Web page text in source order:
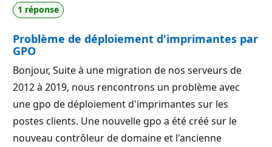
1 réponse
Problème de déploiement d'imprimantes par
GPO
Bonjour, Suite à une migration de nos serveurs de
2012 à 2019, nous rencontrons un problème avec
une gpo de déploiement d'imprimantes sur les
postes clients. Une nouvelle gpo a été créé sur le
nouveau contrôleur de domaine et l'ancienne